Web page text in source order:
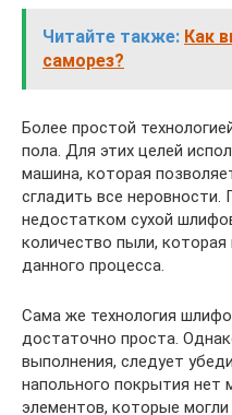
Читайте также: Как
саморез?
Более простой
пола. Для этих целей
машина, которая
сгладить все
недостатком сухой
количество пыли,
данного процесса.
Сама же технология
достаточно проста.
выполнения, следует
напольного покрытия нет
элементов, которые